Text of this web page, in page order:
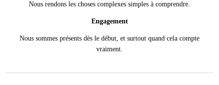
Nous rendons les choses complexes simples à comprendre.
Engagement
Nous sommes présents dès le début, et surtout quand cela compte
vraiment.